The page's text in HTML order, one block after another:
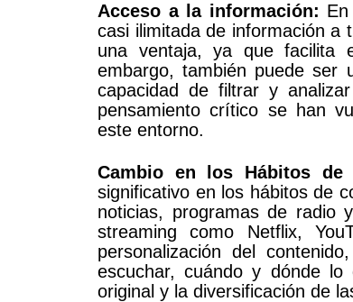
Acceso a la información:
casi ilimitada de información a
una ventaja, ya que facilita
embargo, también puede ser
capacidad de filtrar y
pensamiento crítico se han
este entorno.
Cambio en los Hábitos de
significativo en los hábitos de
noticias, programas de radio
streaming como Netflix,
personalización del
escuchar, cuándo y dónde lo
original y la diversificación de